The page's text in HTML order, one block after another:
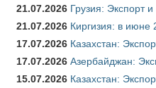
21.07.2026 Грузия: Экспорт
21.07.2026 Киргизия: в июне
17.07.2026 Казахстан:
17.07.2026 Азербайджан:
15.07.2026 Казахстан: